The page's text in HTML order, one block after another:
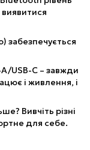
забезпечується
USB-C – завжди
і живлення, і
Вивчіть різні
для себе.